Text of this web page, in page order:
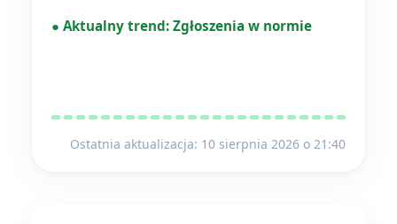
● Aktualny trend: Zgłoszenia w normie
Ostatnia aktualizacja: 10 sierpnia 2026 o 21:40